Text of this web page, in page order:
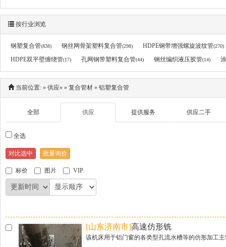
按行业浏览
钢塑复合管(838) 钢丝网骨架塑料复合管(298) HDPE钢带增强螺旋波纹管(270)
HDPE双平壁缠绕管(17) 孔网钢带塑料复合管(44) 钢丝编织液压胶管(14)
当前位置: » 供应» » 复合管材 » 铝塑复合管
全部 供应 提供服务 供应二手
全选
标价 图片 VIP
[山东济南市]高速仿形铣
该机床用于铝门窗的各类型孔流水槽等的仿形加工